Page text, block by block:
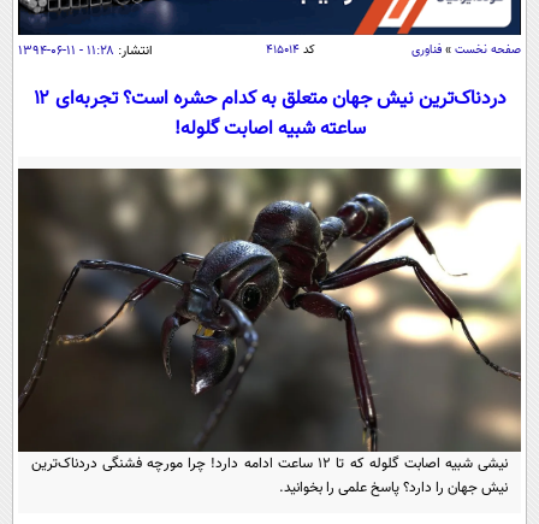
اقتصاد
اقتصادی
خودرو
جامعه
اجتماعی
حوادث
سلامت
یک برش دانایی
محیط زیست
سفر و تفریح
ورزشی
بین الملل
سیاست خارجی
فرهنگ و هنر
علم و دانش
فناوری و It
علمی
قرآن
گوناگون
مجله تصویری سلاح
ورزش
خواندنی ها و دیدنی ها
آموزش زبان
صفحه نخست » فناوری کد ۴۱۵۰۱۴ انتشار: ۱۱:۲۸ - ۱۱-۰۶-۱۳۹۴
دردناک‌ترین نیش جهان متعلق به کدام حشره است؟ تجربه‌ای ۱۲
ساعته شبیه اصابت گلوله!
نیشی شبیه اصابت گلوله که تا ۱۲ ساعت ادامه دارد! چرا مورچه فشنگی دردناک‌ترین
نیش جهان را دارد؟ پاسخ علمی را بخوانید.